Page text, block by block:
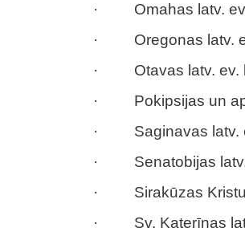
· Omahas latv. ev.
· Oregonas latv.
· Otavas latv. ev.
· Pokipsijas un
· Saginavas latv.
· Senatobijas latv.
· Sirakūzas Kristus
· Sv. Katerīnas